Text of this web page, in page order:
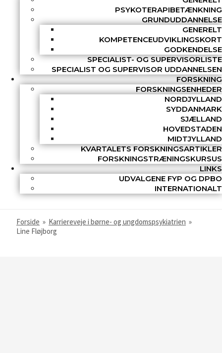
PSYKOTERAPIBETÆNKNING
GRUNDUDDANNELSE
GENERELT
KOMPETENCEUDVIKLINGSKORT
GODKENDELSE
SPECIALIST- OG SUPERVISORLISTE
SPECIALIST OG SUPERVISOR UDDANNELSEN
FORSKNING
FORSKNINGSENHEDER
NORDJYLLAND
SYDDANMARK
SJÆLLAND
HOVEDSTADEN
MIDTJYLLAND
KVARTALETS FORSKNINGSARTIKLER
FORSKNINGSTRÆNINGSKURSUS
LINKS
UDVALGENE FYP OG DPBO
INTERNATIONALT
Forside » Karriereveje i børne- og ungdomspsykiatrien »
Line Fløjborg